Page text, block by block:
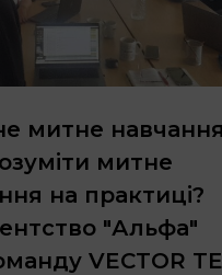
митне
митне
на практиці?
"Альфа"
VECTOR